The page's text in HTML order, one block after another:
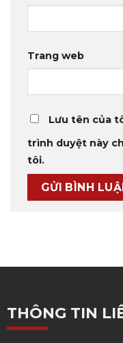
Trang web
Lưu tên của
trình duyệt này
tôi.
THÔNG TIN